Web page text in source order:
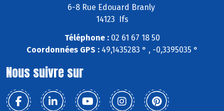
6-8 Rue Edouard Branly
14123 Ifs
Téléphone :02 61 67 18 50
Coordonnées GPS :49,1435283 ° , -0,3395035 °
Nous suivre sur